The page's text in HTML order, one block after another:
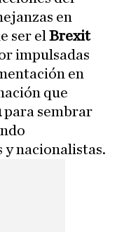
en
ser el Brexit
impulsadas
en
que
para sembrar
nacionalistas.